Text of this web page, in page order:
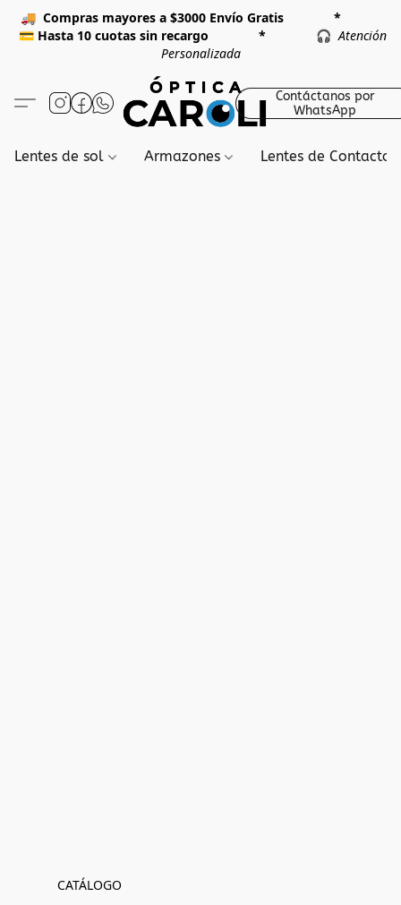
🚚 Compras mayores a $3000 Envío Gratis *
💳 Hasta 10 cuotas sin recargo * 🎧Atención
Personalizada
Contáctanos por
WhatsApp
Lentes de sol Armazones Lentes de Contacto
CATÁLOGO